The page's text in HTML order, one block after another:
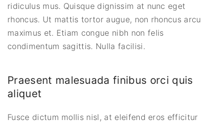
ridiculus mus. Quisque dignissim at nunc eget
rhoncus. Ut mattis tortor augue, non rhoncus arcu
maximus et. Etiam congue nibh non felis
condimentum sagittis. Nulla facilisi.
Praesent malesuada finibus orci quis
aliquet
Fusce dictum mollis nisl, at eleifend eros efficitur